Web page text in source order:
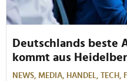
Deutschlands beste
kommt aus
NEWS, MEDIA, HANDEL, TECH,